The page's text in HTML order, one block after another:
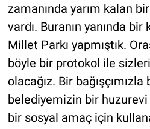
zamanında yarım kalan
vardı. Buranın yanında
Millet Parkı yapmıştık.
böyle bir protokol ile
olacağız. Bir
belediyemizin bir
bir sosyal amaç için